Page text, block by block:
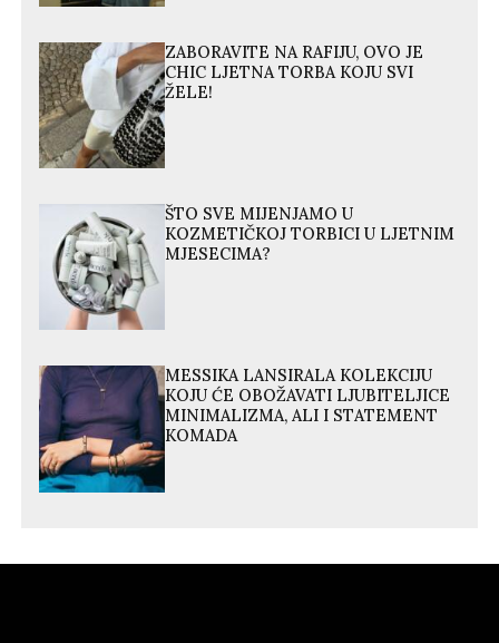
ZABORAVITE NA RAFIJU, OVO JE
CHIC LJETNA TORBA KOJU SVI
ŽELE!
ŠTO SVE MIJENJAMO U
KOZMETIČKOJ TORBICI U LJETNIM
MJESECIMA?
MESSIKA LANSIRALA KOLEKCIJU
KOJU ĆE OBOŽAVATI LJUBITELJICE
MINIMALIZMA, ALI I STATEMENT
KOMADA